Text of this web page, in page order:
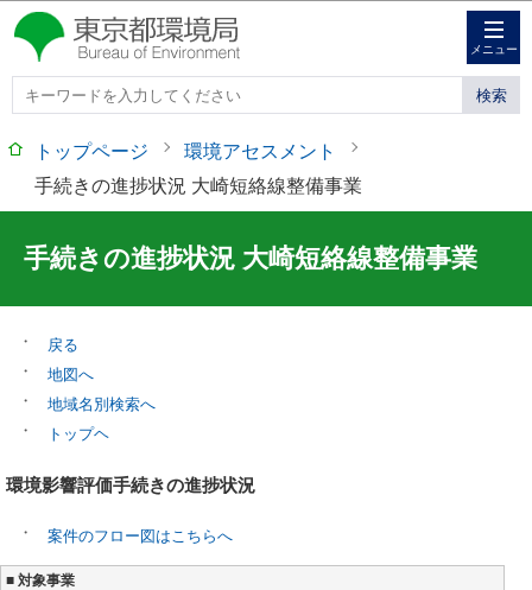
このページの本文へ移動
メニュー
トップページ
環境アセスメント
手続きの進捗状況 大崎短絡線整備事業
手続きの進捗状況 大崎短絡線整備事業
戻る
地図へ
地域名別検索へ
トップヘ
環境影響評価手続きの進捗状況
案件のフロー図はこちらへ
■ 対象事業